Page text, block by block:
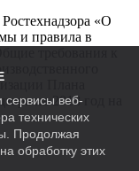
«О
и правила в
Плана
на 2018 год на
сервисы веб-
технических
Продолжая
обработку этих